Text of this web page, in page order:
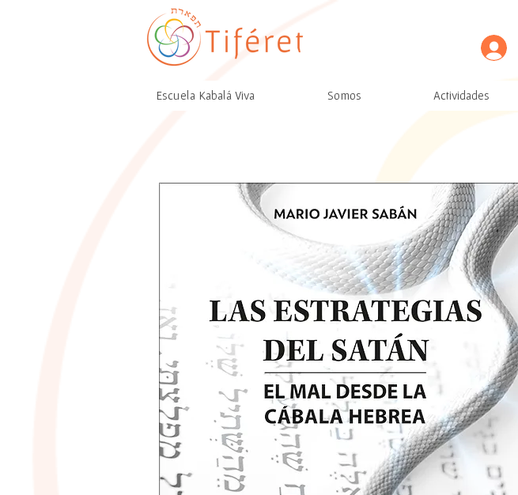
Escuela Kabalá Viva Somos Actividades